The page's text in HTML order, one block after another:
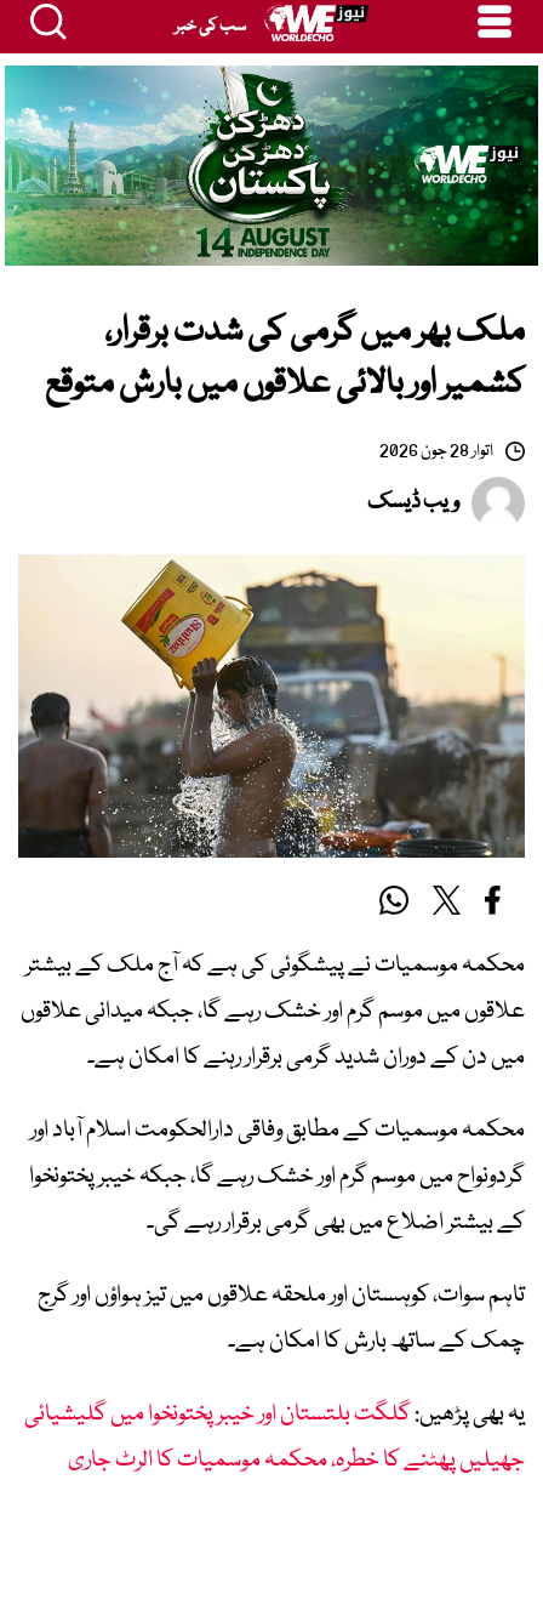
سب کی خبر
ملک بھر میں گرمی کی شدت برقرار،
کشمیر اور بالائی علاقوں میں بارش متوقع
اتوار 28 جون 2026
ویب ڈیسک
محکمہ موسمیات نے پیشگوئی کی ہے کہ آج ملک کے بیشتر
علاقوں میں موسم گرم اور خشک رہے گا، جبکہ میدانی علاقوں
میں دن کے دوران شدید گرمی برقرار رہنے کا امکان ہے۔
محکمہ موسمیات کے مطابق وفاقی دارالحکومت اسلام آباد اور
گردونواح میں موسم گرم اور خشک رہے گا، جبکہ خیبرپختونخوا
کے بیشتر اضلاع میں بھی گرمی برقرار رہے گی۔
تاہم سوات، کوہستان اور ملحقہ علاقوں میں تیز ہواؤں اور گرج
چمک کے ساتھ بارش کا امکان ہے۔
یہ بھی پڑھیں:گلگت بلتستان اور خیبرپختونخوا میں گلیشیائی
جھیلیں پھٹنے کا خطرہ، محکمہ موسمیات کا الرٹ جاری